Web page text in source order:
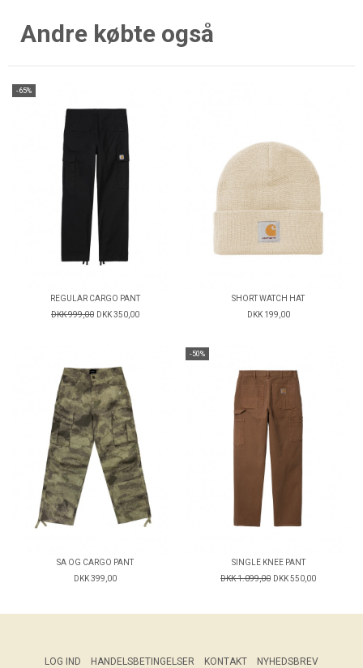
Andre købte også
-65%
REGULAR CARGO PANT
DKK 999,00 DKK 350,00
SHORT WATCH HAT
DKK 199,00
SA OG CARGO PANT
DKK 399,00
-50%
SINGLE KNEE PANT
DKK 1.099,00 DKK 550,00
LOG IND HANDELSBETINGELSER KONTAKT NYHEDSBREV